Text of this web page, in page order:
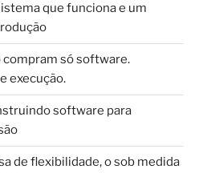
que funciona e um
compram só software.
execução.
software para
de flexibilidade, o sob medida